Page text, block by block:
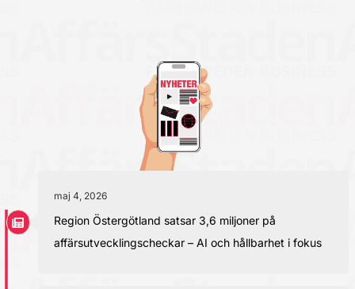
maj 4, 2026
Region Östergötland satsar 3,6 miljoner på
affärsutvecklingscheckar – AI och hållbarhet i fokus